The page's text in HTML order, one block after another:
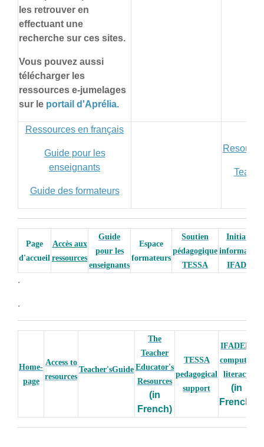
les retrouver en
effectuant une
recherche sur ces sites.
Vous pouvez aussi
télécharger les
ressources e-jumelages
sur le portail d'Aprélia.
Ressources en français
Guide pour les
enseignants
Guide des formateurs
Page
d'accueil
Accès aux
ressources
Guide
pour les
enseignants
Espace
formateurs
Soutien
pédagogique
TESSA
Initiation
IFADEM
.
.
Home-
page
Access to
resources
Teacher'sGuide
The
Teacher
Educator's
Resources
(in
French)
TESSA
pedagogical
support
IFADEM
computer
literacy
(in
French)